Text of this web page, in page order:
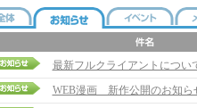
最新フルクライアントについ
WEB漫画 新作公開のお知ら